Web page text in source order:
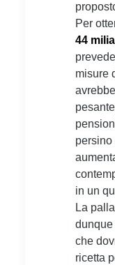
Per
44
misure
persino
in un
La
dunque
che
ricetta